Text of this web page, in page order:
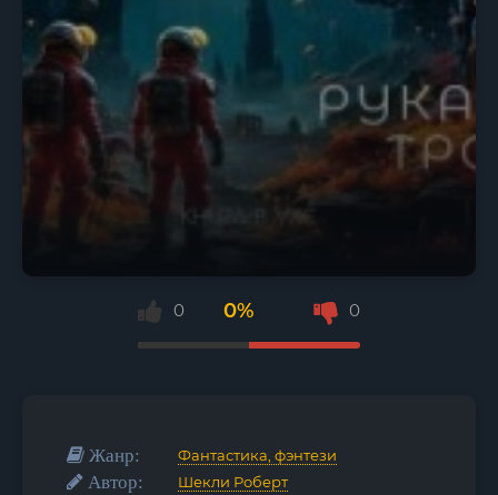
0 0% 0
Жанр: Фантастика, фэнтези
Автор: Шекли Роберт